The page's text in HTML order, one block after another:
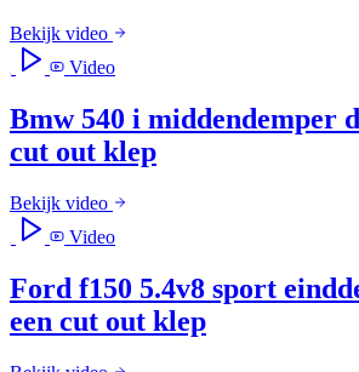
Bekijk video
Video
Bmw 540 i middendemper
cut out klep
Bekijk video
Video
Ford f150 5.4v8 sport
een cut out klep